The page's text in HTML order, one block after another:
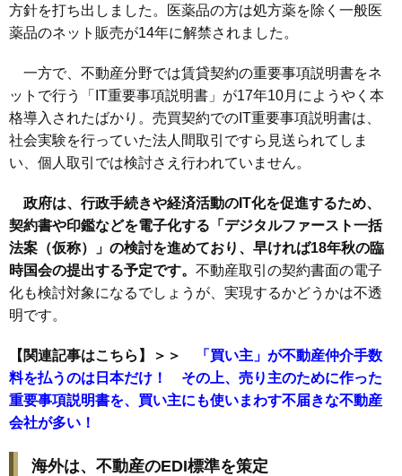
方針を打ち出しました。医薬品の方は処方薬を除く一般医
薬品のネット販売が14年に解禁されました。
一方で、不動産分野では賃貸契約の重要事項説明書をネ
ットで行う「IT重要事項説明書」が17年10月にようやく本
格導入されたばかり。売買契約でのIT重要事項説明書は、
社会実験を行っていた法人間取引ですら見送られてしま
い、個人取引では検討さえ行われていません。
政府は、行政手続きや経済活動のIT化を促進するため、
契約書や印鑑などを電子化する「デジタルファースト一括
法案（仮称）」の検討を進めており、早ければ18年秋の臨
時国会の提出する予定です。 不動産取引の契約書面の電子
化も検討対象になるでしょうが、実現するかどうかは不透
明です。
【関連記事はこちら】＞＞
「買い主」が不動産仲介手数
料を払うのは日本だけ！ その上、売り主のために作った
重要事項説明書を、買い主にも使いまわす不届きな不動産
会社が多い！
海外は、不動産のEDI標準を策定